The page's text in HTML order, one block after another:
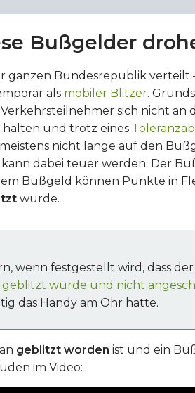
Bußgelder
ganzen Bundesrepublik verteilt
als mobiler Blitzer.
sich nicht an
und trotz eines
nicht lange auf den
dabei teuer werden. Der
Bußgeld können Punkte in
wurde.
wenn festgestellt wird, dass
geblitzt wurde und nicht
das Handy am Ohr hatte.
geblitzt worden ist und ein
im Video: